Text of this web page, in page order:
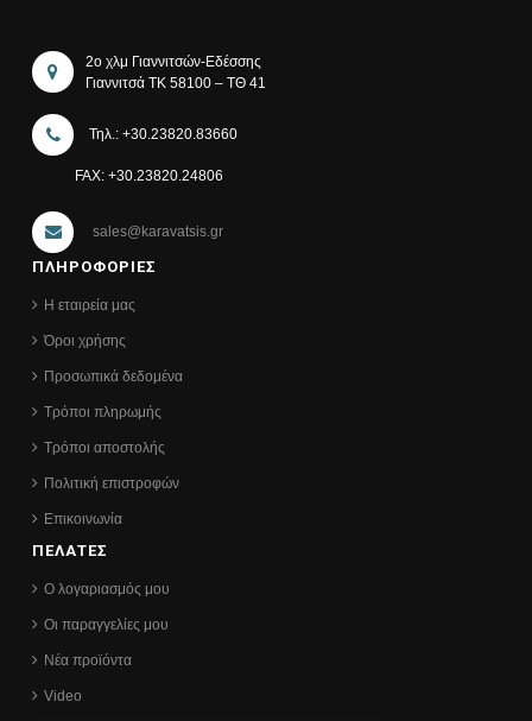
2ο χλμ Γιαννιτσών-Εδέσσης
Γιαννιτσά ΤΚ 58100 – ΤΘ 41
Τηλ.: +30.23820.83660
FAX: +30.23820.24806
sales@karavatsis.gr
ΠΛΗΡΟΦΟΡΙΕΣ
Η εταιρεία μας
Όροι χρήσης
Προσωπικά δεδομένα
Τρόποι πληρωμής
Τρόποι αποστολής
Πολιτική επιστροφών
Επικοινωνία
ΠΕΛΑΤΕΣ
Ο λογαριασμός μου
Οι παραγγελίες μου
Νέα προϊόντα
Video